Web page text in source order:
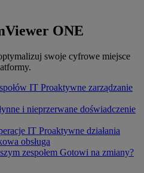
ONE
swoje cyfrowe miejsce
IT Proaktywne zarządzanie
i nieprzerwane doświadczenie
IT Proaktywne działania
obsługa
zespołem Gotowi na zmiany?